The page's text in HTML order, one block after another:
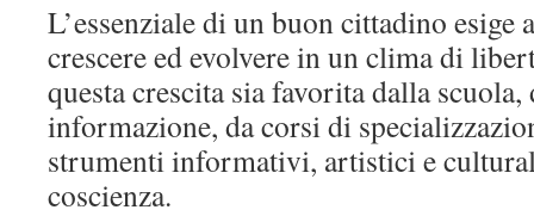
L’essenziale di un buon cittadino esige
crescere ed evolvere in un clima di
questa crescita sia favorita dalla
informazione, da corsi di
strumenti informativi, artistici e
coscienza.